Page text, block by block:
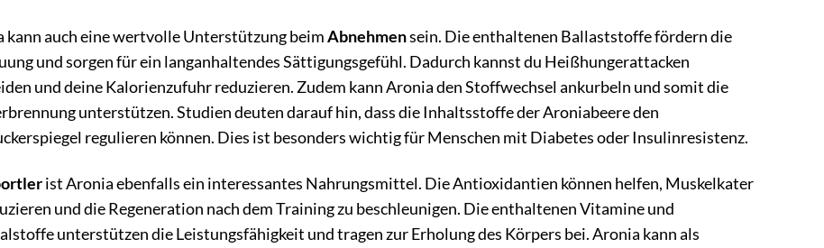
kann auch eine wertvolle Unterstützung beimAbnehmensein. Die enthaltenen Ballaststoffe fördern die
und sorgen für ein langanhaltendes Sättigungsgefühl. Dadurch kannst du Heißhungerattacken
und deine Kalorienzufuhr reduzieren. Zudem kann Aronia den Stoffwechsel ankurbeln und somit die
unterstützen. Studien deuten darauf hin, dass die Inhaltsstoffe der Aroniabeere den
regulieren können. Dies ist besonders wichtig für Menschen mit Diabetes oder Insulinresistenz.
ist Aronia ebenfalls ein interessantes Nahrungsmittel. Die Antioxidantien können helfen, Muskelkater
und die Regeneration nach dem Training zu beschleunigen. Die enthaltenen Vitamine und
unterstützen die Leistungsfähigkeit und tragen zur Erholung des Körpers bei. Aronia kann als